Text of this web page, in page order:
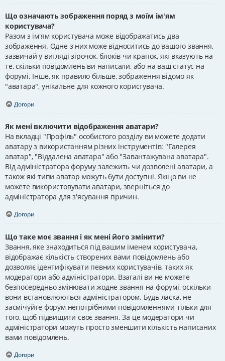
Що означають зображення поряд з моїм ім'ям
користувача?
Разом з ім'ям користувача може відображатись два
зображення. Одне з них може відноситись до вашого звання,
зазвичай у вигляді зірочок, блоків чи крапок, які вказують на
те, скільки повідомлень ви написали, або на ваш статус на
форумі. Інше, як правило більше, зображення відомо як
"аватара", унікальне для кожного користувача.
Догори
Як мені включити відображення аватари?
На вкладці "Профіль" особистого розділу ви можете додати
аватару з використанням різних інструментів: "Галерея
аватар", "Віддалена аватара" або "Завантажувана аватара".
Від адміністратора форуму залежить чи дозволені аватари, а
також які типи аватар можуть бути доступні. Якщо ви не
можете використовувати аватари, зверніться до
адміністратора для з'ясування причин.
Догори
Що таке моє звання і як мені його змінити?
Звання, яке знаходиться під вашим іменем користувача,
відображає кількість створених вами повідомлень або
дозволяє ідентифікувати певних користувачів, таких як
модератори або адміністратори. Взагалі ви не можете
безпосередньо змінювати жодне звання на форумі, оскільки
вони встановлюються адміністратором. Будь ласка, не
засмічуйте форум непотрібними повідомленнями тільки для
того, щоб підвищити своє звання. За це модератори чи
адміністратори можуть просто зменшити кількість написаних
вами повідомлень.
Догори